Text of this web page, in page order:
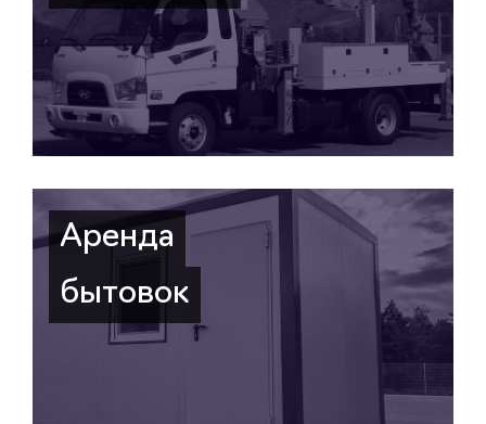
Аренда
бытовок